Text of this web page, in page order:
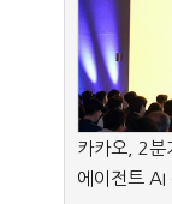
카카오, 2분
에이전트 AI